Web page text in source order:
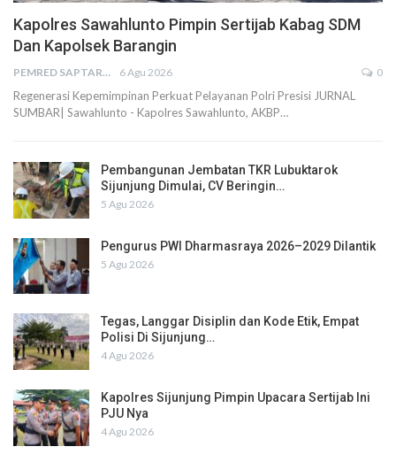
Kapolres Sawahlunto Pimpin Sertijab Kabag SDM
Dan Kapolsek Barangin
PEMRED SAPTARIUS 6 Agu 2026 0
Regenerasi Kepemimpinan Perkuat Pelayanan Polri Presisi JURNAL
SUMBAR| Sawahlunto - Kapolres Sawahlunto, AKBP…
Pembangunan Jembatan TKR Lubuktarok
Sijunjung Dimulai, CV Beringin…
5 Agu 2026
Pengurus PWI Dharmasraya 2026–2029 Dilantik
5 Agu 2026
Tegas, Langgar Disiplin dan Kode Etik, Empat
Polisi Di Sijunjung…
4 Agu 2026
Kapolres Sijunjung Pimpin Upacara Sertijab Ini
PJU Nya
4 Agu 2026